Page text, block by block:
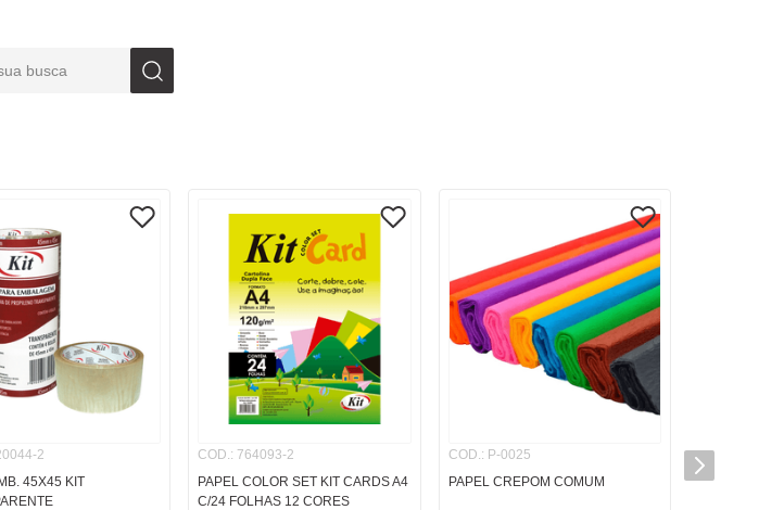
Faça sua busca
2
45X45 KIT
COD.: 764093-2
PAPEL COLOR SET KIT CARDS A4
C/24 FOLHAS 12 CORES
COD.: P-0025
PAPEL CREPOM COMUM